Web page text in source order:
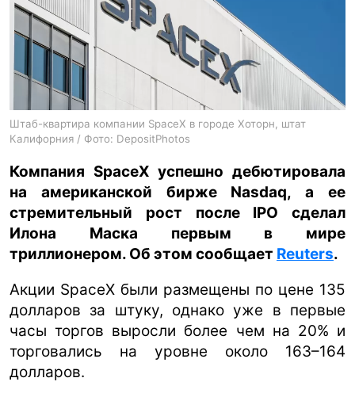
gambling
Штаб-квартира компании SpaceX в городе Хоторн, штат
Калифорния / Фото: DepositPhotos
Компания SpaceX успешно дебютировала
на американской бирже Nasdaq, а ее
стремительный рост после IPO сделал
Илона Маска первым в мире
триллионером. Об этом сообщает Reuters.
Акции SpaceX были размещены по цене 135
долларов за штуку, однако уже в первые
часы торгов выросли более чем на 20% и
торговались на уровне около 163–164
долларов.